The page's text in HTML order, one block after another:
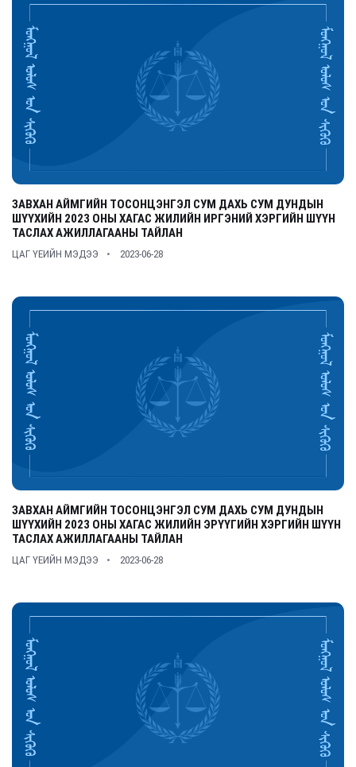
ЗАВХАН АЙМГИЙН ТОСОНЦЭНГЭЛ СУМ ДАХЬ СУМ ДУНДЫН
ШҮҮХИЙН 2023 ОНЫ ХАГАС ЖИЛИЙН ИРГЭНИЙ ХЭРГИЙН ШҮҮН
ТАСЛАХ АЖИЛЛАГААНЫ ТАЙЛАН
ЦАГ ҮЕИЙН МЭДЭЭ 2023-06-28
ЗАВХАН АЙМГИЙН ТОСОНЦЭНГЭЛ СУМ ДАХЬ СУМ ДУНДЫН
ШҮҮХИЙН 2023 ОНЫ ХАГАС ЖИЛИЙН ЭРҮҮГИЙН ХЭРГИЙН ШҮҮН
ТАСЛАХ АЖИЛЛАГААНЫ ТАЙЛАН
ЦАГ ҮЕИЙН МЭДЭЭ 2023-06-28